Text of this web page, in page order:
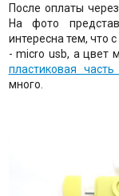
После оплаты
На фото
интересна тем, что
- micro usb, а цвет
пластиковая
много.